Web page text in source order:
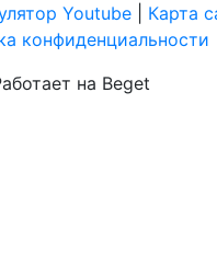
Youtube Карта
конфиденциальности
на Beget